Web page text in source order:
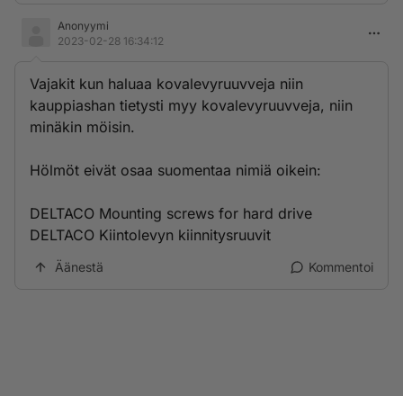
Anonyymi
2023-02-28 16:34:12
Vajakit kun haluaa kovalevyruuvveja niin
kauppiashan tietysti myy kovalevyruuvveja, niin
minäkin möisin.
Hölmöt eivät osaa suomentaa nimiä oikein:
DELTACO Mounting screws for hard drive
DELTACO Kiintolevyn kiinnitysruuvit
Äänestä Kommentoi